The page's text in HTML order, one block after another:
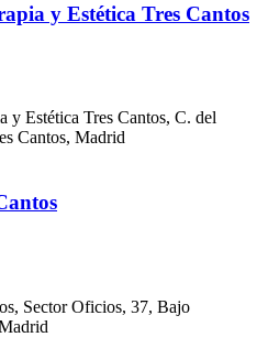
y Estética Tres Cantos
y Estética Tres Cantos, C. del
Cantos, Madrid
Sector Oficios, 37, Bajo